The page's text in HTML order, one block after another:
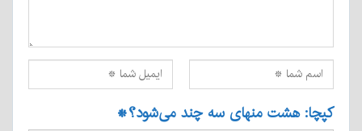
کپچا: هشت منهای سه چند می‌شود؟*